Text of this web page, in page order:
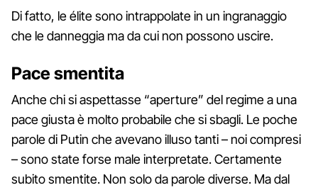
Di fatto, le élite sono intrappolate in un ingranaggio
che le danneggia ma da cui non possono uscire.
Pace smentita
Anche chi si aspettasse “aperture” del regime a una
pace giusta è molto probabile che si sbagli. Le poche
parole di Putin che avevano illuso tanti – noi compresi
– sono state forse male interpretate. Certamente
subito smentite. Non solo da parole diverse. Ma dal